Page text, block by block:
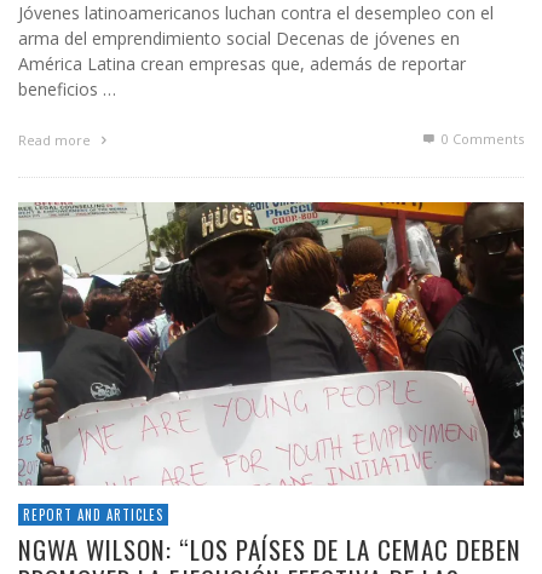
Jóvenes latinoamericanos luchan contra el desempleo con el
arma del emprendimiento social Decenas de jóvenes en
América Latina crean empresas que, además de reportar
beneficios …
Read more 0 Comments
REPORT AND ARTICLES
NGWA WILSON: “LOS PAÍSES DE LA CEMAC DEBEN